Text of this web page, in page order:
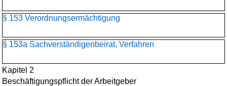
§ 153 Verordnungsermächtigung
§ 153a Sachverständigenbeirat, Verfahren
Kapitel 2
Beschäftigungspflicht der Arbeitgeber